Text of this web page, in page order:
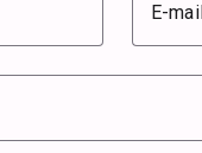
E-mail